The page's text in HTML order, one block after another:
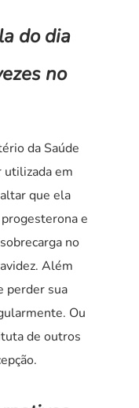
do dia
no
da Saúde
utilizada em
que ela
e
no
Além
perder sua
Ou
de outros